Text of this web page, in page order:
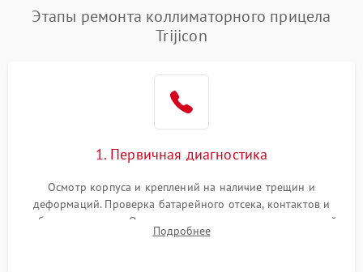
Этапы ремонта коллиматорного прицела
Trijicon
1. Первичная диагностика
Осмотр корпуса и креплений на наличие трещин и
деформаций. Проверка батарейного отсека, контактов и
работы излучателя. Оценка яркости и четкости прицельной
марки на разных режимах. Выявление проблем с
Подробнее